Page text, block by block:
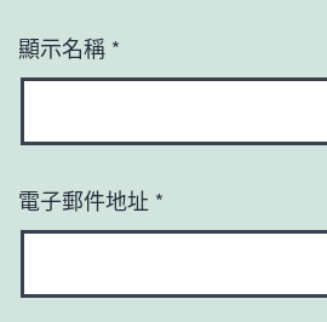
顯示名稱 *
電子郵件地址 *